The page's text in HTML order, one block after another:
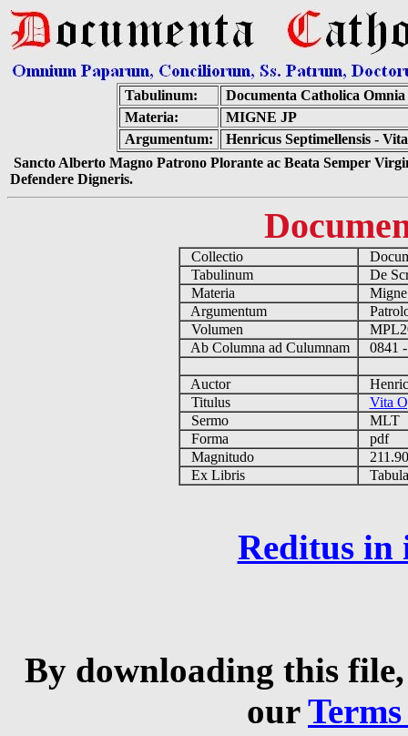
Tabulinum:
Documenta Catholica Omnia
Materia:
MIGNE JP
Argumentum:
Henricus Septimellensis -
Sancto Alberto Magno Patrono Plorante ac Beata Semper
Defendere Digneris.
Collectio
Tabulinum
De
Materia
Argumentum
Volumen
Ab Columna ad Culumnam
0841
Auctor
Titulus
Vita
Sermo
MLT
Forma
pdf
Magnitudo
Ex Libris
Reditus in
By downloading this
our